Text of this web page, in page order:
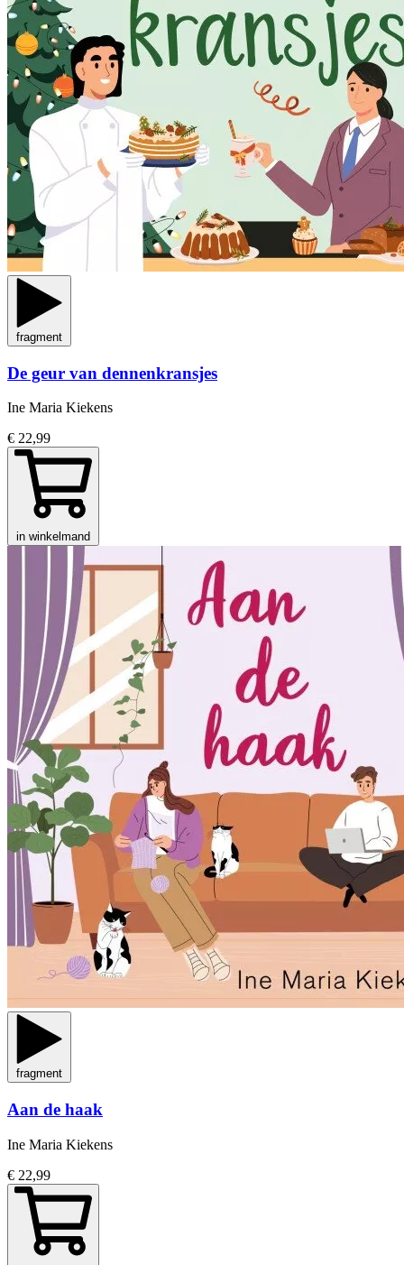
fragment
De geur van dennenkransjes
Ine Maria Kiekens
€ 22,99
in winkelmand
fragment
Aan de haak
Ine Maria Kiekens
€ 22,99